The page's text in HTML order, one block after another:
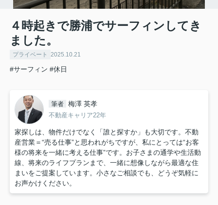
４時起きで勝浦でサーフィンしてき
ました。
プライベート 2025.10.21
#サーフィン #休日
筆者 梅澤 英孝
不動産キャリア22年
家探しは、物件だけでなく「誰と探すか」も大切です。不動
産営業＝“売る仕事”と思われがちですが、私にとっては“お客
様の将来を一緒に考える仕事”です。お子さまの通学や生活動
線、将来のライフプランまで、一緒に想像しながら最適な住
まいをご提案しています。小さなご相談でも、どうぞ気軽に
お声かけください。